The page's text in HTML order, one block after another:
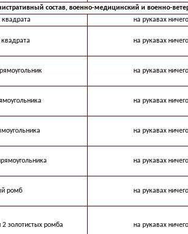
состав, военно-медицинский и военно-
на рукавах
на рукавах
на рукавах
на рукавах
на рукавах
на рукавах
ромб на рукавах
золотистых ромба на рукавах